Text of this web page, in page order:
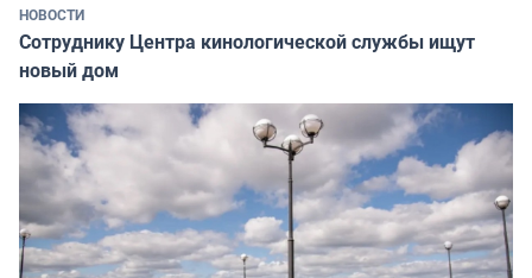
НОВОСТИ
Сотруднику Центра кинологической службы ищут
новый дом